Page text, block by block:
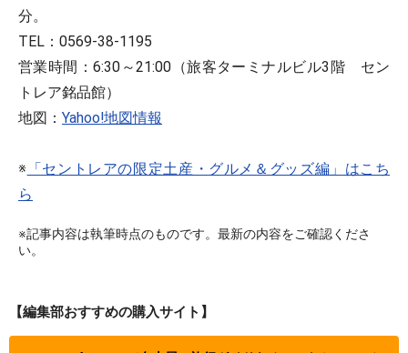
分。
TEL：0569-38-1195
営業時間：6:30～21:00（旅客ターミナルビル3階 セン
トレア銘品館）
地図： Yahoo!地図情報
※ 「セントレアの限定土産・グルメ＆グッズ編」はこち
ら
※記事内容は執筆時点のものです。最新の内容をご確認くださ
い。
【編集部おすすめの購入サイト】